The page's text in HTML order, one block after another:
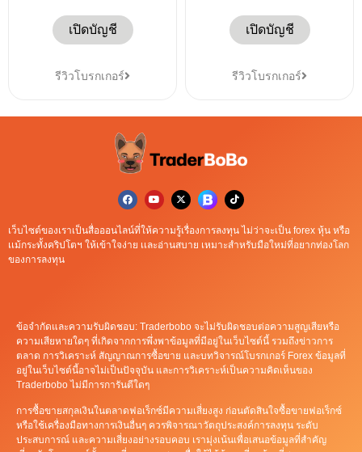
เปิดบัญชี
รีวิวโบรกเกอร์
เปิดบัญชี
รีวิวโบรกเกอร์
เว็บไซต์ของเราเป็นสื่อออนไลน์ที่ให้ความรู้เรื่องการลงทุน ไม่ว่าจะเป็น forex หุ้น หรือ
เเม้กระทั้งคริปโตฯ ให้เข้าใจง่าย เเละอ่านสบาย เหมาะสำหรับมือใหม่ที่อยากท่องโลก
ของการลงทุน
ข้อจำกัดและความรับผิดชอบ: Traderbobo จะไม่รับผิดชอบต่อความสูญเสียหรือ
ความเสียหายใดๆ ที่เกิดจากการพึ่งพาข้อมูลที่มีอยู่ในเว็บไซต์นี้ รวมถึงข่าวการ
ตลาด การวิเคราะห์ สัญญาณการซื้อขาย และบทวิจารณ์โบรกเกอร์ Forex ข้อมูลที่
อยู่ในเว็บไซต์นี้อาจไม่เป็นปัจจุบัน และการวิเคราะห์เป็นความคิดเห็นของ
Traderbobo ไม่มีการการันตีใดๆ
การซื้อขายสกุลเงินในตลาดฟอเร็กซ์มีความเสี่ยงสูง ก่อนตัดสินใจซื้อขายฟอเร็กซ์
หรือใช้เครื่องมือทางการเงินอื่นๆ ควรพิจารณาวัตถุประสงค์การลงทุน ระดับ
ประสบการณ์ และความเสี่ยงอย่างรอบคอบ เรามุ่งเน้นเพื่อเสนอข้อมูลที่สำคัญ